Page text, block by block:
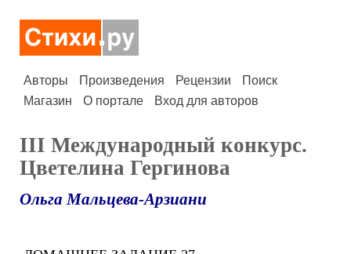
Авторы Произведения Рецензии
Поиск
Магазин
О портале Вход для авторов
III Международный конкурс.
Цветелина Гергинова
Ольга Мальцева-Арзиани